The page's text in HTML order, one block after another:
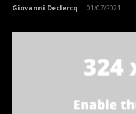
Giovanni Declercq - 01/07/2021